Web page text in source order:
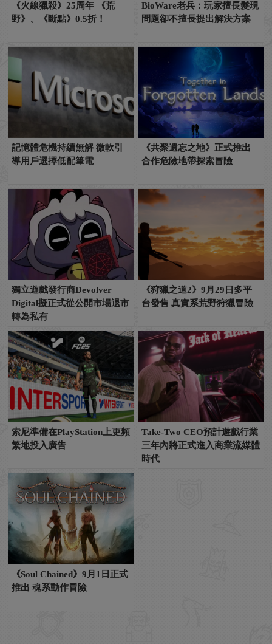
《火線獵殺》25周年 《荒
野》、《斷點》0.5折！
BioWare老兵：玩家擅長髮現
問題卻不擅長提出解決方案
記憶體危機持續無解 微軟引
導用戶選擇低配筆電
《共聚遺忘之地》正式推出
合作危險地帶探索冒險
獨立遊戲發行商Devolver
Digital擬正式從公開市場退市
轉為私有
《狩獵之道2》9月29日多平
台發售 真實系荒野狩獵冒險
索尼準備在PlayStation上更頻
繁地投入廣告
Take-Two CEO預計遊戲行業
三年內將正式進入商業流媒體
時代
《Soul Chained》9月1日正式
推出 魂系動作冒險